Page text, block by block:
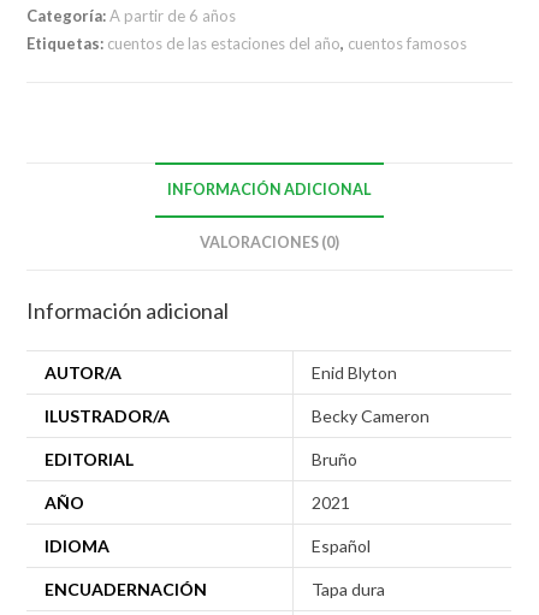
Categoría:A partir de 6 años
Etiquetas: cuentos de las estaciones del año, cuentos famosos
INFORMACIÓN ADICIONAL
VALORACIONES (0)
Información adicional
AUTOR/A Enid Blyton
ILUSTRADOR/A Becky Cameron
EDITORIAL Bruño
AÑO 2021
IDIOMA Español
ENCUADERNACIÓN Tapa dura